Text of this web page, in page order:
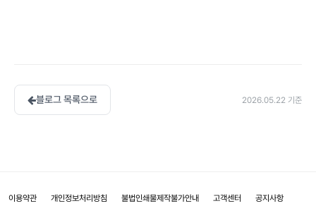
블로그 목록으로 2026.05.22 기준
이용약관 개인정보처리방침 불법인쇄물제작불가안내 고객센터 공지사항